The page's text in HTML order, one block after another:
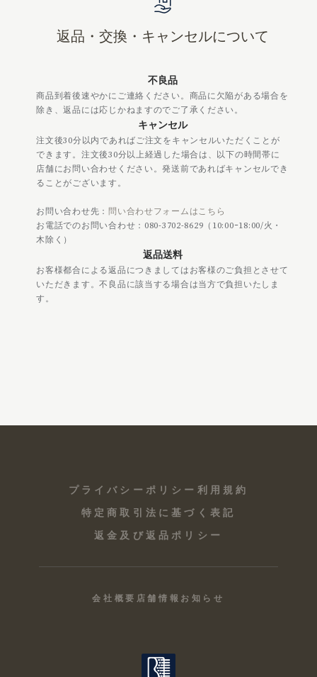
返品・交換・キャンセルについて
不良品
商品到着後速やかにご連絡ください。商品に欠陥がある場合を
除き、返品には応じかねますのでご了承ください。
キャンセル
注文後30分以内であればご注文をキャンセルいただくことが
できます。注文後30分以上経過した場合は、以下の時間帯に
店舗にお問い合わせください。発送前であればキャンセルでき
ることがございます。
お問い合わせ先： 問い合わせフォームはこちら
お電話でのお問い合わせ：080-3702-8629（10:00ｰ18:00/火・
木除く）
返品送料
お客様都合による返品につきましてはお客様のご負担とさせて
いただきます。不良品に該当する場合は当方で負担いたしま
す。
プライバシーポリシー 利用規約
特定商取引法に基づく表記
返金及び返品ポリシー
会社概要 店舗情報 お知らせ